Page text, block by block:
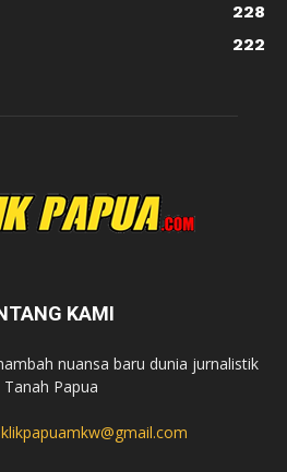
228
222
KAMI
nuansa baru dunia jurnalistik
Tanah Papua
klikpapuamkw@gmail.com